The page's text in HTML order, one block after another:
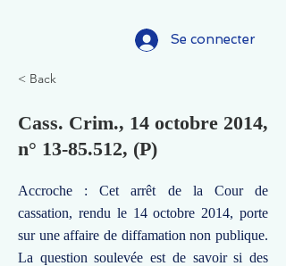
Se connecter
< Back
Cass. Crim., 14 octobre 2014,
n° 13-85.512, (P)
Accroche : Cet arrêt de la Cour de
cassation, rendu le 14 octobre 2014, porte
sur une affaire de diffamation non publique.
La question soulevée est de savoir si des